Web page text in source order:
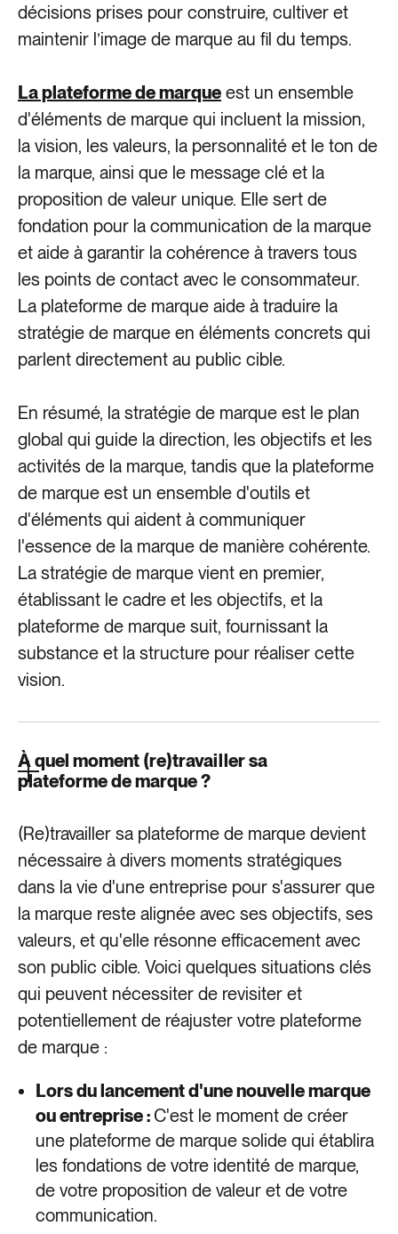
décisions prises pour construire, cultiver et
maintenir l’image de marque au fil du temps.
La plateforme de marque est un ensemble
d'éléments de marque qui incluent la mission,
la vision, les valeurs, la personnalité et le ton de
la marque, ainsi que le message clé et la
proposition de valeur unique. Elle sert de
fondation pour la communication de la marque
et aide à garantir la cohérence à travers tous
les points de contact avec le consommateur.
La plateforme de marque aide à traduire la
stratégie de marque en éléments concrets qui
parlent directement au public cible.
En résumé, la stratégie de marque est le plan
global qui guide la direction, les objectifs et les
activités de la marque, tandis que la plateforme
de marque est un ensemble d'outils et
d'éléments qui aident à communiquer
l'essence de la marque de manière cohérente.
La stratégie de marque vient en premier,
établissant le cadre et les objectifs, et la
plateforme de marque suit, fournissant la
substance et la structure pour réaliser cette
vision.
À quel moment (re)travailler sa
plateforme de marque ?
(Re)travailler sa plateforme de marque devient
nécessaire à divers moments stratégiques
dans la vie d'une entreprise pour s'assurer que
la marque reste alignée avec ses objectifs, ses
valeurs, et qu'elle résonne efficacement avec
son public cible. Voici quelques situations clés
qui peuvent nécessiter de revisiter et
potentiellement de réajuster votre plateforme
de marque :
Lors du lancement d'une nouvelle marque
ou entreprise : C'est le moment de créer
une plateforme de marque solide qui établira
les fondations de votre identité de marque,
de votre proposition de valeur et de votre
communication.